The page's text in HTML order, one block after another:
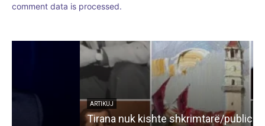
comment data is processed.
Tirana nuk kishte shkrimtarë/publicistë… –